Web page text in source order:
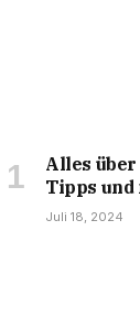
Alles über
Tipps und
Juli 18, 2024